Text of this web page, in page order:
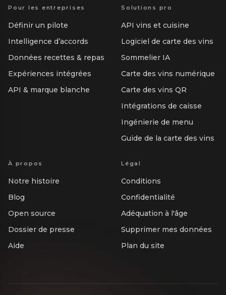
Pour les entreprises
Définir un pilote
Intelligence d’accords
Données recettes & repas
Expériences intégrées
API & marque blanche
Solutions pro
API vins et cuisine
Logiciel de carte des vins
Sommelier IA
Carte des vins numérique
Carte des vins QR
Intégrations de caisse
Ingénierie de menu
Guide de la carte des vins
À propos
Notre histoire
Blog
Open source
Dossier de presse
Aide
Légal
Conditions
Confidentialité
Adéquation à l'âge
Supprimer mes données
Plan du site